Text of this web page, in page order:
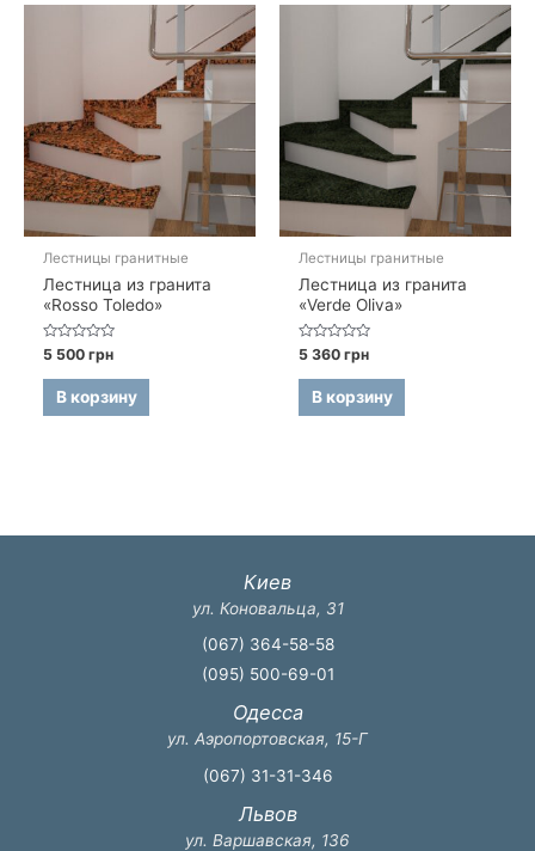
Лестницы гранитные
Лестница из гранита
«Rosso Toledo»
Оценка
0
из
5 500грн
В корзину
Лестницы гранитные
Лестница из гранита
«Verde Oliva»
Оценка
0
из
5 360грн
В корзину
Киев
ул. Коновальца, 31
(067) 364-58-58
(095) 500-69-01
Одесса
ул. Аэропортовская, 15-Г
(067) 31-31-346
Львов
ул. Варшавская, 136